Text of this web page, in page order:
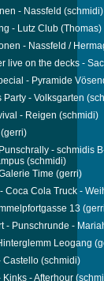
- Nassfeld (schmidi)
- Lutz Club (Thomas)
- Nassfeld /
live on the decks -
- Pyramide
Party - Volksgarten
- Reigen (schmidi)
(gerri)
- schmidis
(schmidi)
Time (gerri)
Coca Cola Truck -
13
- Punschrunde -
Leogang
Castello (schmidi)
- Afterhour